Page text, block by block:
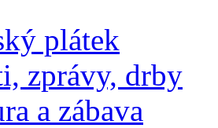
plátek
zprávy, drby
a zábava